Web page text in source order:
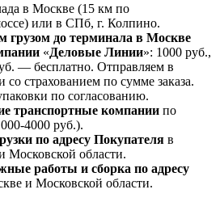
в Москве (15 км по
или в СПб, г. Колпино.
грузом до терминала в Москве
«Деловые Линии»: 1000 руб.,
— бесплатно. Отправляем в
со страхованием по сумме заказа.
по согласованию.
транспортные компании по
4000 руб.).
по адресу Покупателя в
Московской области.
работы и сборка по адресу
и Московской области.